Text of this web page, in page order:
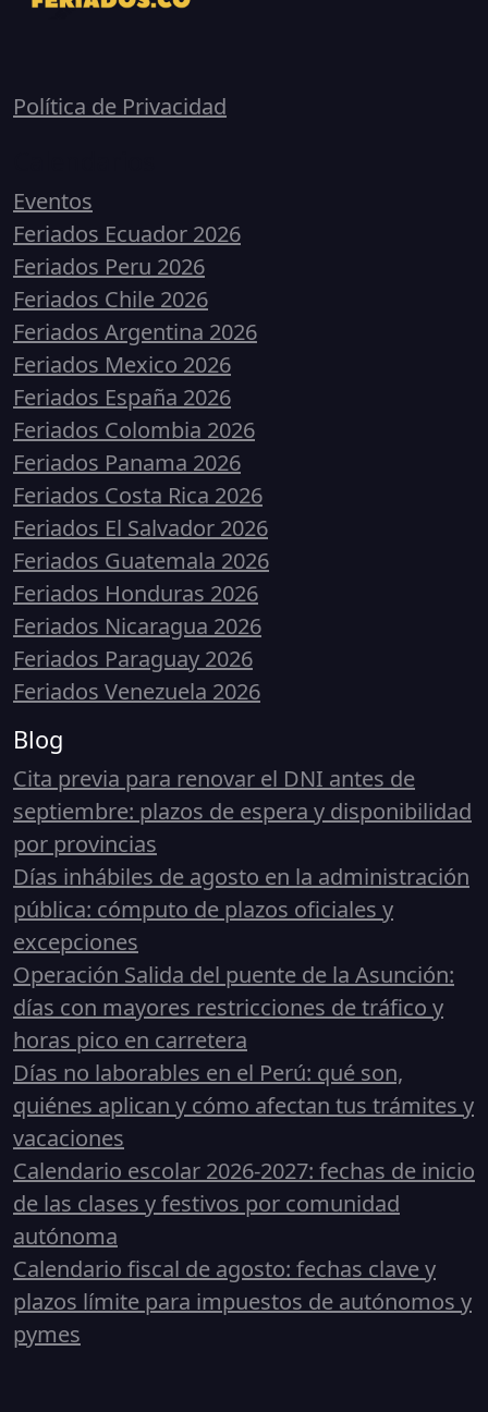
Política de Privacidad
Eventos
Feriados Ecuador 2026
Feriados Peru 2026
Feriados Chile 2026
Feriados Argentina 2026
Feriados Mexico 2026
Feriados España 2026
Feriados Colombia 2026
Feriados Panama 2026
Feriados Costa Rica 2026
Feriados El Salvador 2026
Feriados Guatemala 2026
Feriados Honduras 2026
Feriados Nicaragua 2026
Feriados Paraguay 2026
Feriados Venezuela 2026
Blog
Cita previa para renovar el DNI antes de
septiembre: plazos de espera y disponibilidad
por provincias
Días inhábiles de agosto en la administración
pública: cómputo de plazos oficiales y
excepciones
Operación Salida del puente de la Asunción:
días con mayores restricciones de tráfico y
horas pico en carretera
Días no laborables en el Perú: qué son,
quiénes aplican y cómo afectan tus trámites y
vacaciones
Calendario escolar 2026-2027: fechas de inicio
de las clases y festivos por comunidad
autónoma
Calendario fiscal de agosto: fechas clave y
plazos límite para impuestos de autónomos y
pymes